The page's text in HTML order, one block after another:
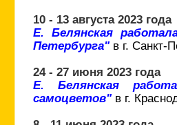
10 - 13 августа 2023 года
Е. Белянская
Петербурга" в г. Санкт-
24 - 27 июня 2023 года
Е. Белянская
самоцветов" в г.